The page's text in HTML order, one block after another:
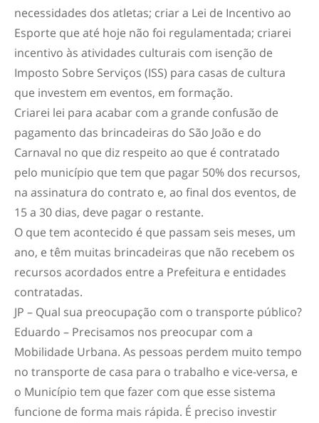
necessidades dos atletas; criar a Lei de Incentivo ao
Esporte que até hoje não foi regulamentada; criarei
incentivo às atividades culturais com isenção de
Imposto Sobre Serviços (ISS) para casas de cultura
que investem em eventos, em formação.
Criarei lei para acabar com a grande confusão de
pagamento das brincadeiras do São João e do
Carnaval no que diz respeito ao que é contratado
pelo município que tem que pagar 50% dos recursos,
na assinatura do contrato e, ao final dos eventos, de
15 a 30 dias, deve pagar o restante.
O que tem acontecido é que passam seis meses, um
ano, e têm muitas brincadeiras que não recebem os
recursos acordados entre a Prefeitura e entidades
contratadas.
JP – Qual sua preocupação com o transporte público?
Eduardo – Precisamos nos preocupar com a
Mobilidade Urbana. As pessoas perdem muito tempo
no transporte de casa para o trabalho e vice-versa, e
o Município tem que fazer com que esse sistema
funcione de forma mais rápida. É preciso investir